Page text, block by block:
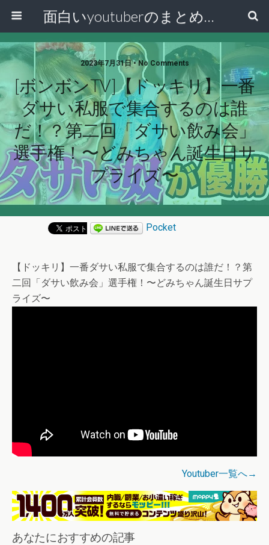
面白いyoutuberのまとめ動画
2023年7月31日 • No Comments
[ボンボンTV]【ドッキリ】一番
ダサい私服で集合するのは誰
だ！？第二回「ダサい飲み会」
選手権！〜どみちゃん誕生日サ
プライズ〜
Pocket
【ドッキリ】一番ダサい私服で集合するのは誰だ！？第
二回「ダサい飲み会」選手権！〜どみちゃん誕生日サプ
ライズ〜
Youtuber一覧へ→
あなたにおすすめの記事